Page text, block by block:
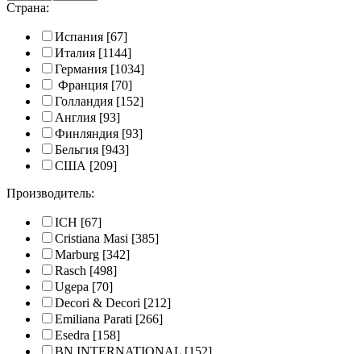
Страна:
Испания [67]
Италия [1144]
Германия [1034]
Франция [70]
Голландия [152]
Англия [93]
Финляндия [93]
Бельгия [943]
США [209]
Производитель:
ICH [67]
Cristiana Masi [385]
Marburg [342]
Rasch [498]
Ugepa [70]
Decori & Decori [212]
Emiliana Parati [266]
Esedra [158]